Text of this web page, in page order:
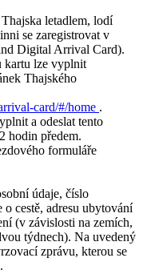
letadlem, lodí
se zaregistrovat v
Digital Arrival Card).
kartu lze vyplnit
Thajského
card/#/home .
a odeslat tento
hodin předem.
formuláře
údaje, číslo
cestě, adresu ubytování
(v závislosti na zemích,
týdnech). Na uvedený
zprávu, kterou se